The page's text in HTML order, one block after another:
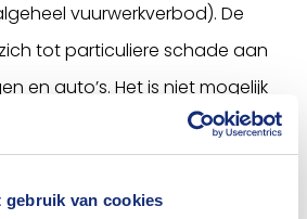
gebruik van cookies
vuurwerkverbod). De
tot particuliere schade aan
en auto’s. Het is niet mogelijk
zoals bijvoorbeeld per
een schatting te doen.